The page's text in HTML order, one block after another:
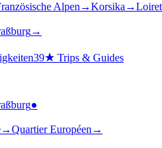
Alpen →Korsika →
→
39★ Trips & Guides
●
→Quartier Européen →